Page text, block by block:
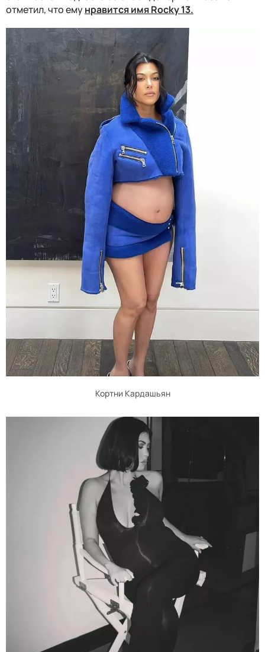
отметил, что емунравится имя Rocky 13.
Кортни Кардашьян